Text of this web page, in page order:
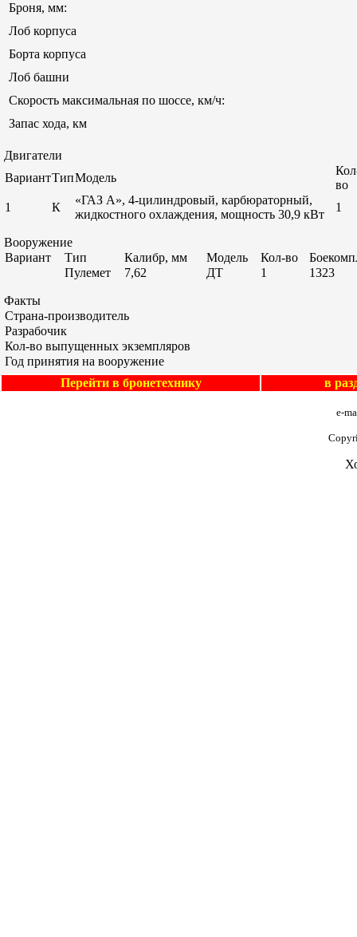
Броня, мм:
Лоб корпуса
Борта корпуса
Лоб башни
Скорость максимальная по шоссе, км/ч:
Запас хода, км
Двигатели
ВариантТипМодель
во
1
К
«ГАЗ А», 4-цилиндровый, карбюраторный,
жидкостного охлаждения, мощность 30,9 кВт
1
Вооружение
Вариант
Тип Калибр, мм Модель Кол-во
Пулемет
7,62 ДТ 1 1323
Факты
Страна-производитель
Разрабочик
Кол-во выпущенных экземпляров
Год принятия на вооружение
Перейти в бронетехнику
в
e-